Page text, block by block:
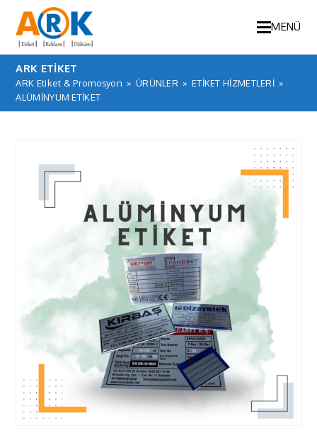
MENÜ
ARK ETİKET
ARK Etiket & Promosyon » ÜRÜNLER » ETİKET HİZMETLERİ »
ALÜMİNYUM ETİKET